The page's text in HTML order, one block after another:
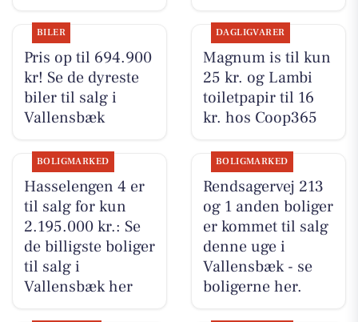
BILER
Pris op til 694.900
kr! Se de dyreste
biler til salg i
Vallensbæk
DAGLIGVARER
Magnum is til kun
25 kr. og Lambi
toiletpapir til 16
kr. hos Coop365
BOLIGMARKED
Hasselengen 4 er
til salg for kun
2.195.000 kr.: Se
de billigste boliger
til salg i
Vallensbæk her
BOLIGMARKED
Rendsagervej 213
og 1 anden boliger
er kommet til salg
denne uge i
Vallensbæk - se
boligerne her.